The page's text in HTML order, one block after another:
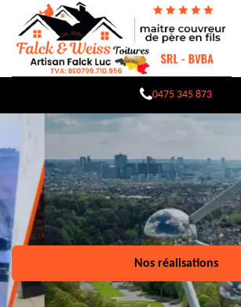
0475 345 873
Nos réalisations